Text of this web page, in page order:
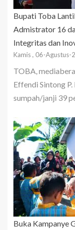
Bupati Toba
Admistrator 16
Integritas dan
Kamis , 06-Agustus-
TOBA,
Effendi Sintong
sumpah/janji 39
Buka Kampanye